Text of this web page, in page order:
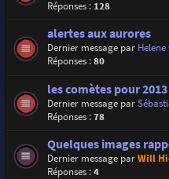
Réponses : 128
alertes aux aurores
Dernier message par Helene
Réponses :80
les comètes pour 2013
Dernier message par
Réponses :78
Quelques images
Dernier message parWill
Réponses :4